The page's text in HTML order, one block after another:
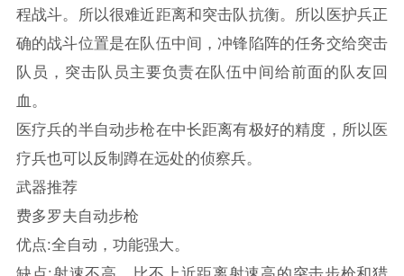
程战斗。所以很难近距离和突击队抗衡。所以医护兵正
确的战斗位置是在队伍中间，冲锋陷阵的任务交给突击
队员，突击队员主要负责在队伍中间给前面的队友回
血。
医疗兵的半自动步枪在中长距离有极好的精度，所以医
疗兵也可以反制蹲在远处的侦察兵。
武器推荐
费多罗夫自动步枪
优点:全自动，功能强大。